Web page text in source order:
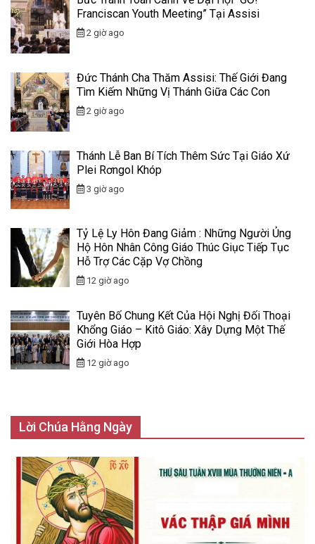
Franciscan Youth Meeting” Tại Assisi
2 giờ ago
Đức Thánh Cha Thăm Assisi: Thế Giới Đang
Tìm Kiếm Những Vị Thánh Giữa Các Con
2 giờ ago
Thánh Lễ Ban Bí Tích Thêm Sức Tại Giáo Xứ
Plei Rơngol Khóp
3 giờ ago
Tỷ Lệ Ly Hôn Đang Giảm : Những Người Ủng
Hộ Hôn Nhân Công Giáo Thúc Giục Tiếp Tục
Hỗ Trợ Các Cặp Vợ Chồng
12 giờ ago
Tuyên Bố Chung Kết Của Hội Nghị Đối Thoại
Khổng Giáo – Kitô Giáo: Xây Dựng Một Thế
Giới Hòa Hợp
12 giờ ago
Lời Chúa Hằng Ngày